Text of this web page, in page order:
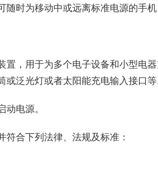
时为移动中或远离标准电源的手
，用于为多个电子设备和小型电
泛光灯或者太阳能充电输入接口
电源。
合下列法律、法规及标准：